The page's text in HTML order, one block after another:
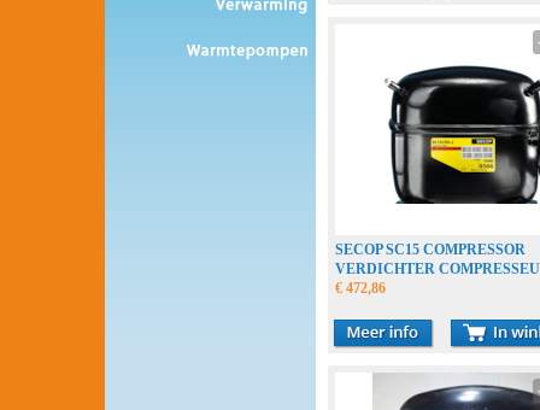
SECOP SC15 COMPRESSOR
VERDICHTER
€ 472,86